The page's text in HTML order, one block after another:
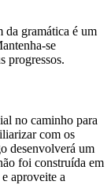
da gramática é um
se
progressos.
no caminho para
com os
desenvolverá um
foi construída em
aproveite a